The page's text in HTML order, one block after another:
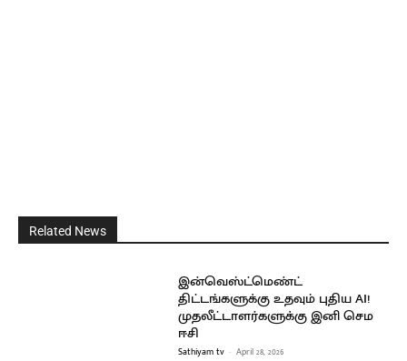
Related News
இன்வெஸ்ட்மெண்ட்
திட்டங்களுக்கு உதவும் புதிய AI!
முதலீட்டாளர்களுக்கு இனி செம
ஈசி
Sathiyam tv - April 28, 2026